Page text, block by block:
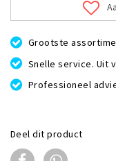
Grootste
Snelle service. Uit
Professioneel
Deel dit product